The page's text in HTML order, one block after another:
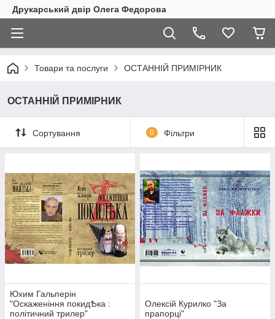
Друкарський двір Олега Федорова
Товари та послуги ОСТАННІЙ ПРИМІРНИК
ОСТАННІЙ ПРИМІРНИК
Сортування 0 Фільтри
Юхим Гальперін
"Оскаженіння покидѢка :
політичний трилер"
Олексій Курилко "За
прапорці"